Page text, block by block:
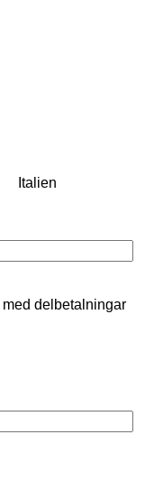
Italien
med delbetalningar